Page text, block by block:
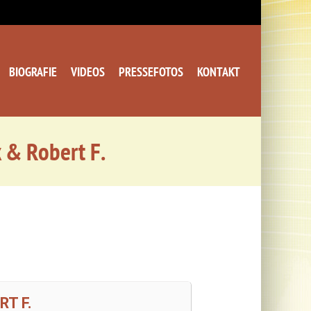
BIOGRAFIE VIDEOS PRESSEFOTOS KONTAKT
Robert F.
F.